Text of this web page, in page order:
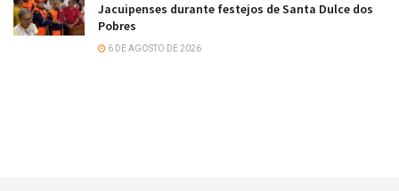
Jacuipenses durante festejos de Santa Dulce dos
Pobres
6 DE AGOSTO DE 2026